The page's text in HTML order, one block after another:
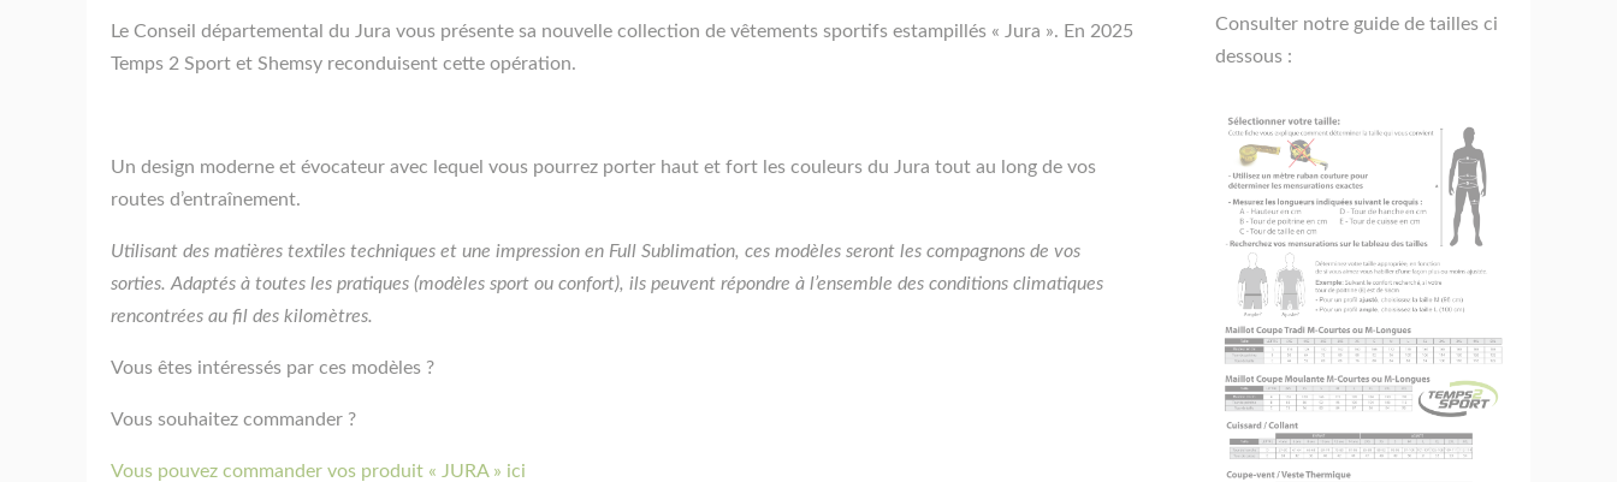
Le Conseil départemental du Jura vous présente sa nouvelle collection de vêtements sportifs estampillés « Jura ». En 2025
Temps 2 Sport et Shemsy reconduisent cette opération.
Un design moderne et évocateur avec lequel vous pourrez porter haut et fort les couleurs du Jura tout au long de vos
routes d’entraînement.
Utilisant des matières textiles techniques et une impression en Full Sublimation, ces modèles seront les compagnons de vos
sorties. Adaptés à toutes les pratiques (modèles sport ou confort), ils peuvent répondre à l’ensemble des conditions climatiques
rencontrées au fil des kilomètres.
Vous êtes intéressés par ces modèles ?
Vous souhaitez commander ?
Vous pouvez commander vos produit « JURA » ici
Consulter notre guide de tailles ci
dessous :